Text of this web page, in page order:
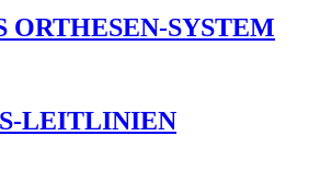
ORTHESEN-SYSTEM
LEITLINIEN